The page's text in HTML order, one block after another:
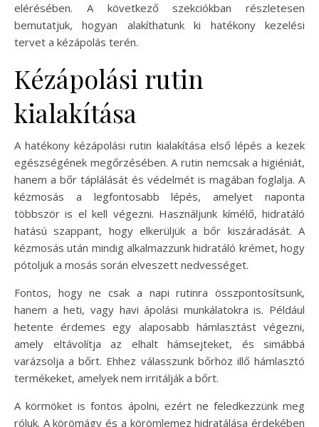
elérésében. A következő szekciókban részletesen
bemutatjuk, hogyan alakíthatunk ki hatékony kezelési
tervet a kézápolás terén.
Kézápolási rutin
kialakítása
A hatékony kézápolási rutin kialakítása első lépés a kezek
egészségének megőrzésében. A rutin nemcsak a higiéniát,
hanem a bőr táplálását és védelmét is magában foglalja. A
kézmosás a legfontosabb lépés, amelyet naponta
többször is el kell végezni. Használjunk kímélő, hidratáló
hatású szappant, hogy elkerüljük a bőr kiszáradását. A
kézmosás után mindig alkalmazzunk hidratáló krémet, hogy
pótoljuk a mosás során elveszett nedvességet.
Fontos, hogy ne csak a napi rutinra összpontosítsunk,
hanem a heti, vagy havi ápolási munkálatokra is. Például
hetente érdemes egy alaposabb hámlasztást végezni,
amely eltávolítja az elhalt hámsejteket, és simábbá
varázsolja a bőrt. Ehhez válasszunk bőrhöz illő hámlasztó
termékeket, amelyek nem irritálják a bőrt.
A körmöket is fontos ápolni, ezért ne feledkezzünk meg
róluk. A körömágy és a körömlemez hidratálása érdekében